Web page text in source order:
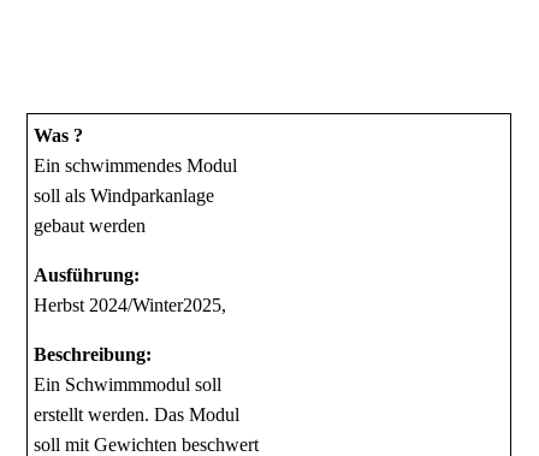
Was ?
Ein schwimmendes Modul
soll als Windparkanlage
gebaut werden
Ausführung:
Herbst 2024/Winter2025,
Beschreibung:
Ein Schwimmmodul soll
erstellt werden. Das Modul
soll mit Gewichten beschwert